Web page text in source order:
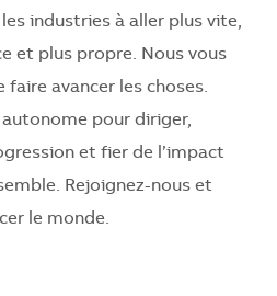
industries à aller plus vite,
et plus propre. Nous vous
faire avancer les choses.
pour diriger,
et fier de l’impact
Rejoignez-nous et
le monde.